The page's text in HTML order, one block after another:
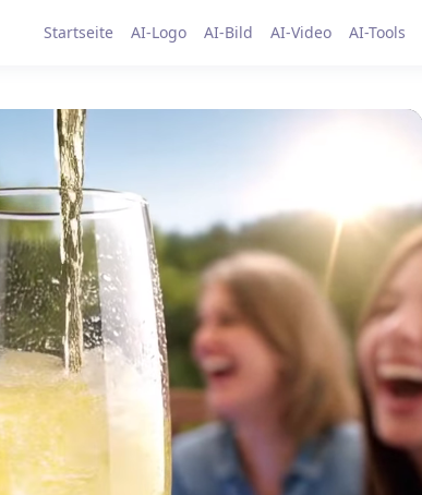
Startseite AI-Logo AI-Bild AI-Video AI-Tools